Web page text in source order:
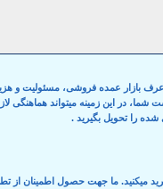
عرف بازار عمده فروشی، مسئولیت و
شما، در این زمینه میتواند
را تحویل بگیرید .
میکنید. ما جهت حصول اطمینان